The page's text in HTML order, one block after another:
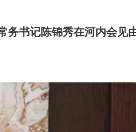
书记陈锦秀在河内会见